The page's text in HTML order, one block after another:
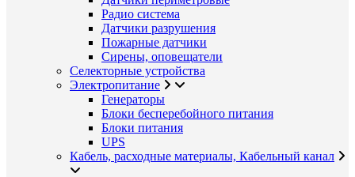
Радио система
Датчики разрушения
Пожарные датчики
Сирены, оповещатели
Селекторные устройства
Электропитание
Генераторы
Блоки бесперебойного питания
Блоки питания
UPS
Кабель, расходные материалы, Кабельный канал